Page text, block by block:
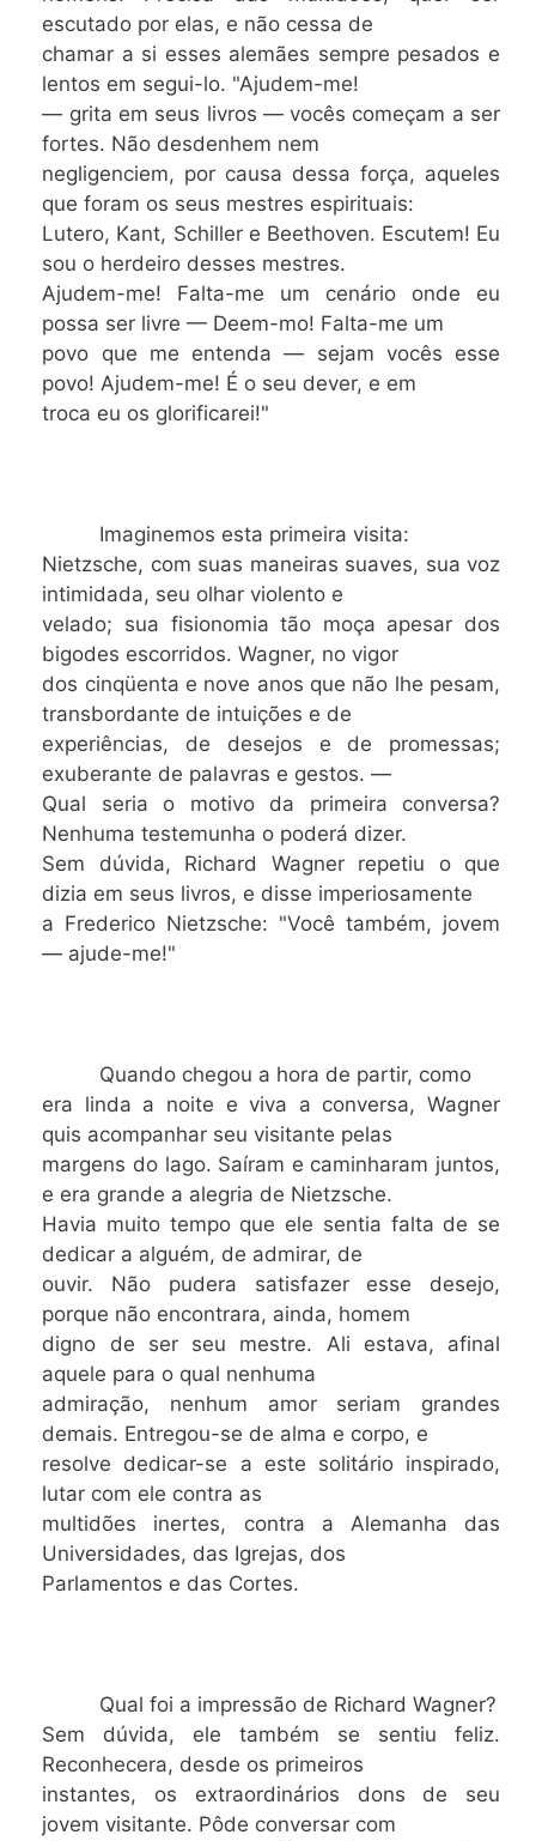
escutado por elas, e não cessa de
chamar a si esses alemães sempre pesados e
lentos em segui-lo. "Ajudem-me!
— grita em seus livros — vocês começam a ser
fortes. Não desdenhem nem
negligenciem, por causa dessa força, aqueles
que foram os seus mestres espirituais:
Lutero, Kant, Schiller e Beethoven. Escutem! Eu
sou o herdeiro desses mestres.
Ajudem-me! Falta-me um cenário onde eu
possa ser livre — Deem-mo! Falta-me um
povo que me entenda — sejam vocês esse
povo! Ajudem-me! É o seu dever, e em
troca eu os glorificarei!"
Imaginemos esta primeira visita:
Nietzsche, com suas maneiras suaves, sua voz
intimidada, seu olhar violento e
velado; sua fisionomia tão moça apesar dos
bigodes escorridos. Wagner, no vigor
dos cinqüenta e nove anos que não lhe pesam,
transbordante de intuições e de
experiências, de desejos e de promessas;
exuberante de palavras e gestos. —
Qual seria o motivo da primeira conversa?
Nenhuma testemunha o poderá dizer.
Sem dúvida, Richard Wagner repetiu o que
dizia em seus livros, e disse imperiosamente
a Frederico Nietzsche: "Você também, jovem
— ajude-me!"
Quando chegou a hora de partir, como
era linda a noite e viva a conversa, Wagner
quis acompanhar seu visitante pelas
margens do lago. Saíram e caminharam juntos,
e era grande a alegria de Nietzsche.
Havia muito tempo que ele sentia falta de se
dedicar a alguém, de admirar, de
ouvir. Não pudera satisfazer esse desejo,
porque não encontrara, ainda, homem
digno de ser seu mestre. Ali estava, afinal
aquele para o qual nenhuma
admiração, nenhum amor seriam grandes
demais. Entregou-se de alma e corpo, e
resolve dedicar-se a este solitário inspirado,
lutar com ele contra as
multidões inertes, contra a Alemanha das
Universidades, das Igrejas, dos
Parlamentos e das Cortes.
Qual foi a impressão de Richard Wagner?
Sem dúvida, ele também se sentiu feliz.
Reconhecera, desde os primeiros
instantes, os extraordinários dons de seu
jovem visitante. Pôde conversar com